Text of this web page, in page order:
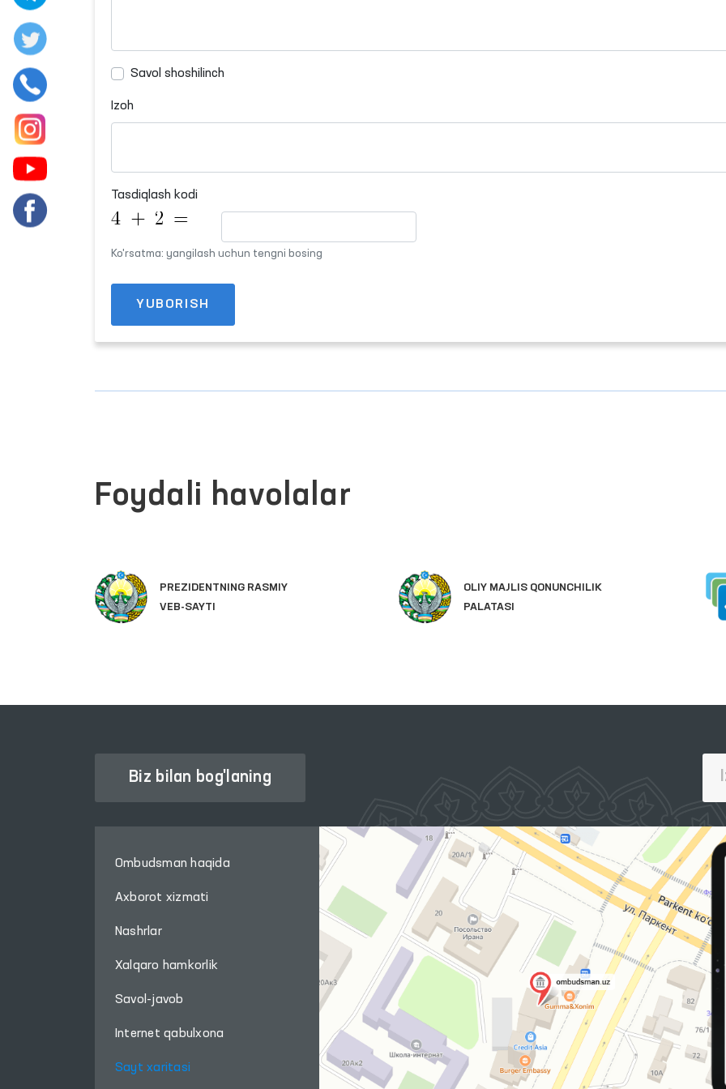
Savol shoshilinch
Izoh
Tasdiqlash kodi
Ko'rsatma: yangilash uchun tengni bosing
YUBORISH
Foydali havolalar
PREZIDENTNING RASMIY
VEB-SAYTI
OLIY MAJLIS QONUNCHILIK
PALATASI
Biz bilan bog'laning
Ombudsman haqida
Axborot xizmati
Nashrlar
Xalqaro hamkorlik
Savol-javob
Internet qabulxona
Sayt xaritasi